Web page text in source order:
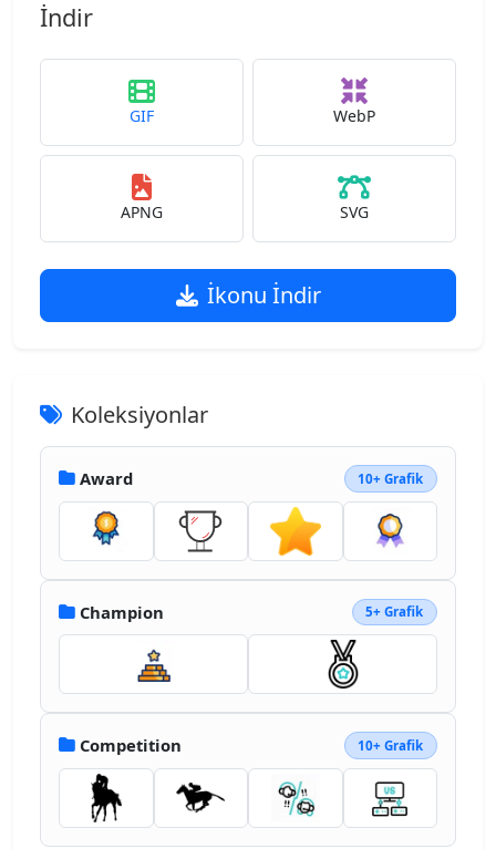
İndir
GIF WebP
APNG SVG
İkonu İndir
Koleksiyonlar
Award 10+ Grafik
Champion 5+ Grafik
Competition 10+ Grafik